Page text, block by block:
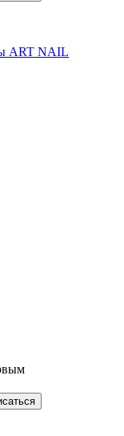
ART NAIL